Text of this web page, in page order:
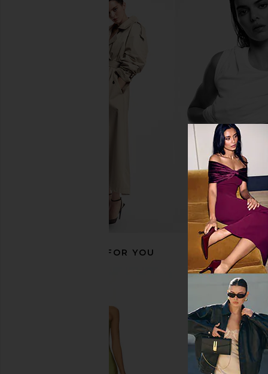
RECOMMENDED FOR YOU